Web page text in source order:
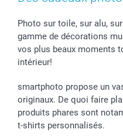
Stickers & Etiquettes
Chèque Cadeau
Affiliation
Investor Relations
B2B smartbusiness
Confirmation ou
Mariage
Fête d'anniversaire
Tous les évènements
Livraison en 48 heures
Modes de Paiement
Identifiez-vous
Statut de ma commande
smarfriends
smartgarantie
smartbonus
Photo sur toile, sur alu,
gamme de décorations
vos plus beaux moments
intérieur!
smartphoto propose un
originaux. De quoi faire
produits phares sont
t-shirts personnalisés.